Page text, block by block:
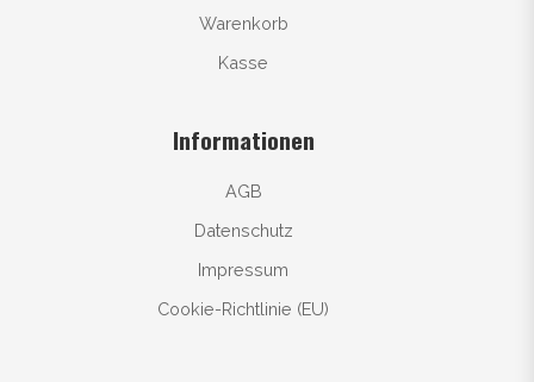
Warenkorb
Kasse
Informationen
AGB
Datenschutz
Impressum
Cookie-Richtlinie (EU)